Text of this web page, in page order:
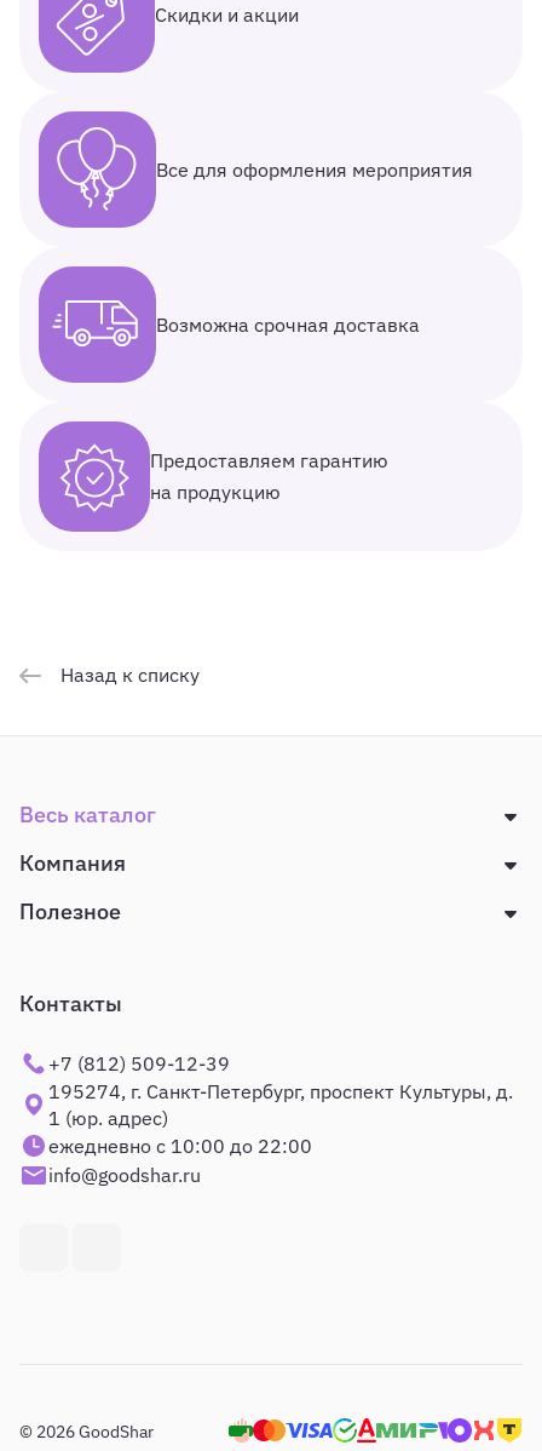
Скидки и акции
Все для оформления мероприятия
Возможна срочная доставка
Предоставляем гарантию
на продукцию
Назад к списку
Весь каталог
Компания
Полезное
Контакты
+7 (812) 509-12-39
195274, г. Санкт-Петербург, проспект Культуры, д.
1 (юр. адрес)
ежедневно с 10:00 до 22:00
info@goodshar.ru
© 2026 GoodShar